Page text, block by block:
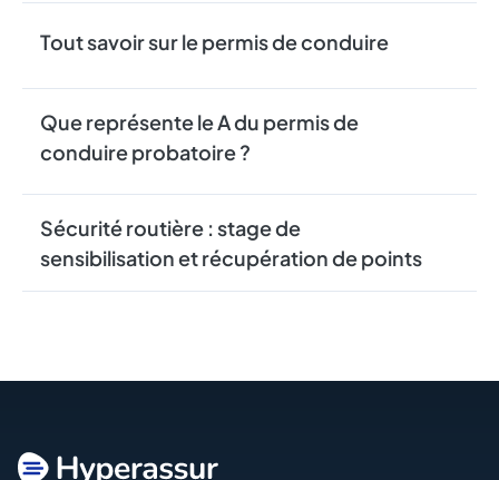
Tout savoir sur le permis de conduire
Que représente le A du permis de
conduire probatoire ?
Sécurité routière : stage de
sensibilisation et récupération de points